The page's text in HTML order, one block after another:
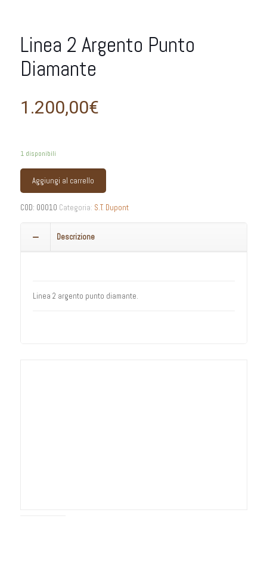
Linea 2 Argento Punto
Diamante
1.200,00€
1 disponibili
Aggiungi al carrello
COD: 00010 Categoria: S.T. Dupont
Descrizione
Linea 2 argento punto diamante.